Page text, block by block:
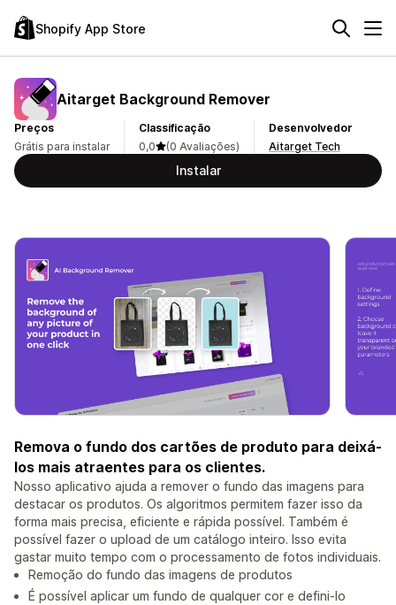
Shopify App Store
Aitarget Background Remover
Preços
Grátis para instalar
Classificação
0,0
(0 Avaliações)
Desenvolvedor
Aitarget Tech
Instalar
Remova o fundo dos cartões de produto para deixá-
los mais atraentes para os clientes.
Nosso aplicativo ajuda a remover o fundo das imagens para
destacar os produtos. Os algoritmos permitem fazer isso da
forma mais precisa, eficiente e rápida possível. Também é
possível fazer o upload de um catálogo inteiro. Isso evita
gastar muito tempo com o processamento de fotos individuais.
Remoção do fundo das imagens de produtos
É possível aplicar um fundo de qualquer cor e defini-lo